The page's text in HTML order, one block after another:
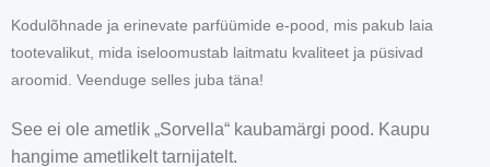
Kodulõhnade ja erinevate parfüümide e-pood, mis pakub laia
tootevalikut, mida iseloomustab laitmatu kvaliteet ja püsivad
aroomid. Veenduge selles juba täna!
See ei ole ametlik „Sorvella“ kaubamärgi pood. Kaupu
hangime ametlikelt tarnijatelt.